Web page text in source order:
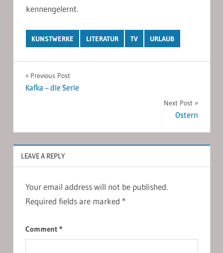
kennengelernt.
KUNSTWERKE LITERATUR TV URLAUB
Post
Previous Post
Kafka – die Serie
Next Post
Ostern
LEAVE A REPLY
Your email address will not be published.
Required fields are marked *
Comment *